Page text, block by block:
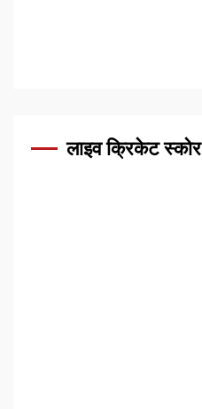
लाइव क्रिकेट स्कोर